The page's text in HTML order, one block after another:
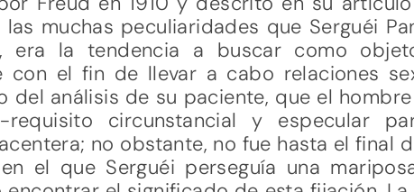
las muchas peculiaridades que Serguéi
era la tendencia a buscar como
con el fin de llevar a cabo relaciones
del análisis de su paciente, que el
circunstancial y especular
no obstante, no fue hasta el final
el que Serguéi perseguía una